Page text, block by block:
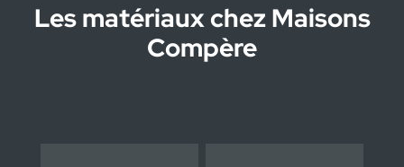
Les matériaux chez Maisons
Compère